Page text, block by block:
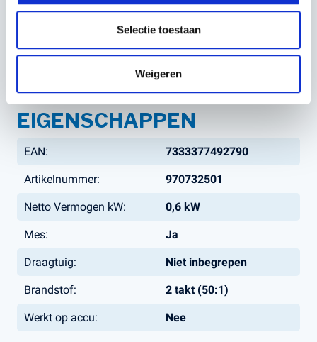
Selectie toestaan
Weigeren
Met de 122 RJ met mes haal je een goede kwaliteit
gereedschap in huis dat je werk eenvoudiger, sneller en
nauwkeuriger maakt. Wacht niet langer en bestel
EIGENSCHAPPEN
EAN: 7333377492790
Artikelnummer: 970732501
Netto Vermogen kW: 0,6 kW
Mes: Ja
Draagtuig: Niet inbegrepen
Brandstof: 2 takt (50:1)
Werkt op accu: Nee